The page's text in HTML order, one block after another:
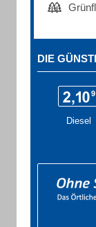
DIE
Diesel